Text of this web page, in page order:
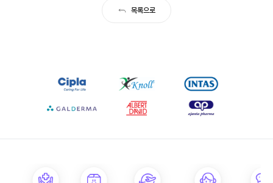
목록으로